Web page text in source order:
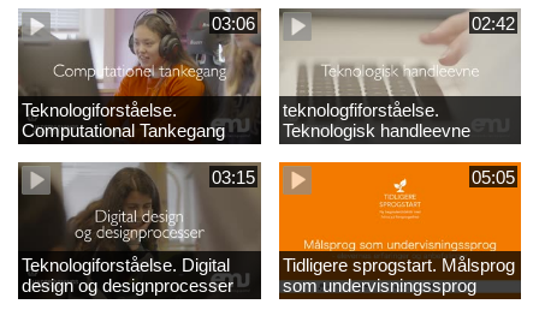
03:06
Teknologiforståelse.
Computational Tankegang
02:42
teknologfiforståelse.
Teknologisk handleevne
03:15
Teknologiforståelse. Digital
design og designprocesser
05:05
Tidligere sprogstart. Målsprog
som undervisningssprog